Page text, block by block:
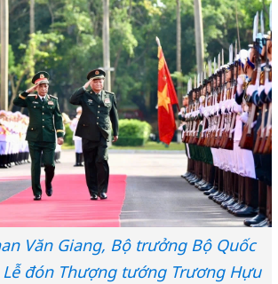
Văn Giang, Bộ trưởng Bộ Quốc
đón Thượng tướng Trương Hựu